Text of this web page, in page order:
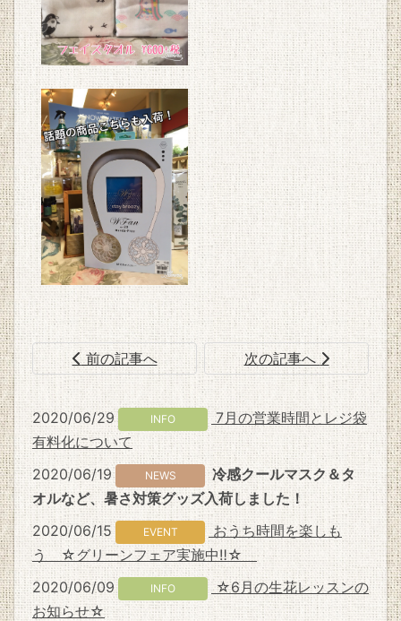
前の記事へ 次の記事へ
2020/06/29 INFO
7月の営業時間とレジ袋
有料化について
2020/06/19
NEWS
冷感クールマスク＆タ
オルなど、暑さ対策グッズ入荷しました！
2020/06/15
EVENT
おうち時間を楽しも
う ☆グリーンフェア実施中‼☆
2020/06/09
INFO
☆6月の生花レッスンの
お知らせ☆